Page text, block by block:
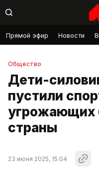
Прямой эфир Новости
Общество
Дети-
пустили
угрожающих
страны
23 июня 2025, 15:04